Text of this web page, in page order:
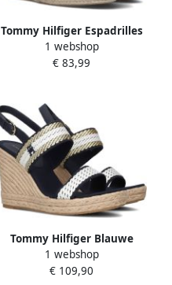
Tommy Hilfiger Espadrilles
CLOSED TOE LINEN
FLATFORM zomerschoen
1 webshop
€ 83,99
Tommy Hilfiger Blauwe
Sandalen Golden Webbing
1 webshop
€ 109,90